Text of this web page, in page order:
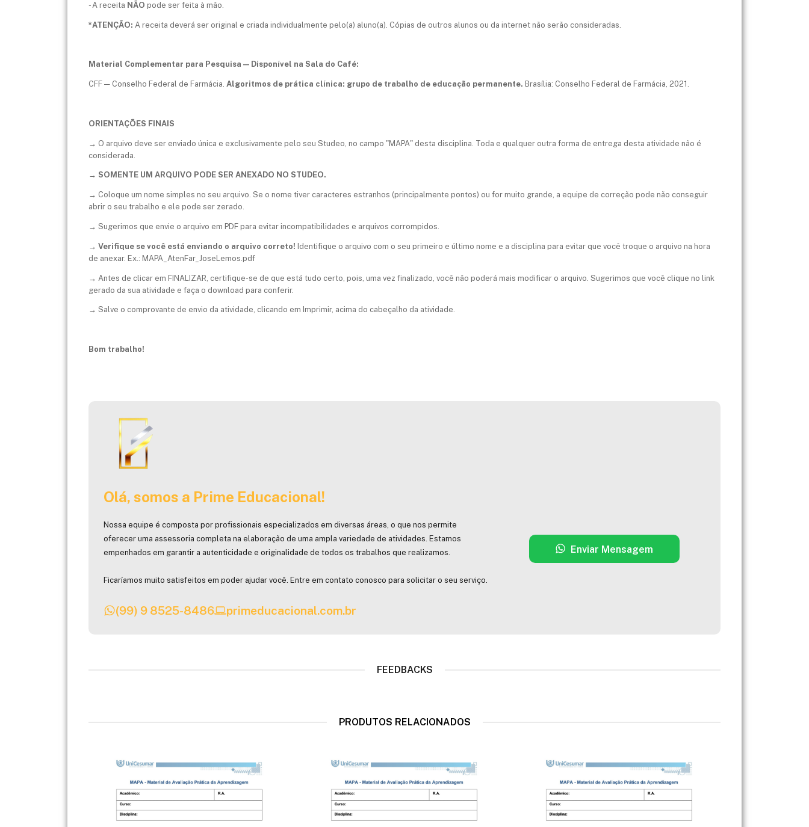
- A receita NÃO pode ser feita à mão.
*ATENÇÃO: A receita deverá ser original e criada individualmente pelo(a) aluno(a). Cópias de outros alunos ou da internet não serão consideradas.
Material Complementar para Pesquisa — Disponível na Sala do Café:
CFF — Conselho Federal de Farmácia. Algoritmos de prática clínica: grupo de trabalho de educação permanente. Brasília: Conselho Federal de Farmácia, 2021.
ORIENTAÇÕES FINAIS
→ O arquivo deve ser enviado única e exclusivamente pelo seu Studeo, no campo "MAPA" desta disciplina. Toda e qualquer outra forma de entrega desta atividade não é
considerada.
→ SOMENTE UM ARQUIVO PODE SER ANEXADO NO STUDEO.
→ Coloque um nome simples no seu arquivo. Se o nome tiver caracteres estranhos (principalmente pontos) ou for muito grande, a equipe de correção pode não conseguir
abrir o seu trabalho e ele pode ser zerado.
→ Sugerimos que envie o arquivo em PDF para evitar incompatibilidades e arquivos corrompidos.
→ Verifique se você está enviando o arquivo correto! Identifique o arquivo com o seu primeiro e último nome e a disciplina para evitar que você troque o arquivo na hora
de anexar. Ex.: MAPA_AtenFar_JoseLemos.pdf
→ Antes de clicar em FINALIZAR, certifique-se de que está tudo certo, pois, uma vez finalizado, você não poderá mais modificar o arquivo. Sugerimos que você clique no link
gerado da sua atividade e faça o download para conferir.
→ Salve o comprovante de envio da atividade, clicando em Imprimir, acima do cabeçalho da atividade.
Bom trabalho!
Olá, somos a Prime Educacional!
Nossa equipe é composta por profissionais especializados em diversas áreas, o que nos permite
oferecer uma assessoria completa na elaboração de uma ampla variedade de atividades. Estamos
empenhados em garantir a autenticidade e originalidade de todos os trabalhos que realizamos.
Ficaríamos muito satisfeitos em poder ajudar você. Entre em contato conosco para solicitar o seu serviço.
(99) 9 8525-8486 primeducacional.com.br
Enviar Mensagem
FEEDBACKS
PRODUTOS RELACIONADOS